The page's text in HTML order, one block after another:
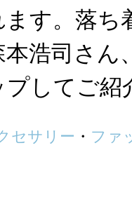
す。落ち
浩司さん
してご紹
セサリー ・ ファ